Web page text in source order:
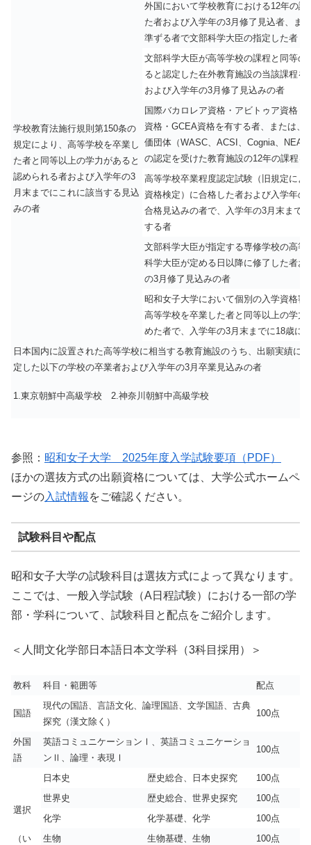
学校教育法施行規則第150条の
規定により、高等学校を卒業し
た者と同等以上の学力があると
認められる者および入学年の3
月末までにこれに該当する見込
みの者
外国において学校教育における12年の課
た者および入学年の3月修了見込者、ま
準ずる者で文部科学大臣の指定した者
文部科学大臣が高等学校の課程と同等の
ると認定した在外教育施設の当該課程を
および入学年の3月修了見込みの者
国際バカロレア資格・アビトゥア資格・
資格・GCEA資格を有する者、または、
価団体（WASC、ACSI、Cognia、
の認定を受けた教育施設の12年の課程を
高等学校卒業程度認定試験（旧規定によ
資格検定）に合格した者および入学年の
合格見込みの者で、入学年の3月末まで
する者
文部科学大臣が指定する専修学校の高等
科学大臣が定める日以降に修了した者お
の3月修了見込みの者
昭和女子大学において個別の入学資格審
高等学校を卒業した者と同等以上の学力
めた者で、入学年の3月末までに18歳に
日本国内に設置された高等学校に相当する教育施設のうち、出願実績に
定した以下の学校の卒業者および入学年の3月卒業見込みの者
1.東京朝鮮中高級学校 2.神奈川朝鮮中高級学校
参照： 昭和女子大学 2025年度入学試験要項（PDF）
ほかの選抜方式の出願資格については、大学公式ホームペ
ージの入試情報 をご確認ください。
試験科目や配点
昭和女子大学の試験科目は選抜方式によって異なります。
ここでは、一般入学試験（A日程試験）における一部の学
部・学科について、試験科目と配点をご紹介します。
＜人間文化学部日本語日本文学科（3科目採用）＞
教科 科目・範囲等 配点
国語
現代の国語、言語文化、論理国語、文学国語、古典
探究（漢文除く）
100点
外国
語
英語コミュニケーションⅠ、英語コミュニケーショ
ンⅡ、論理・表現Ⅰ
100点
選択
（い
日本史 歴史総合、日本史探究
100点
世界史
歴史総合、世界史探究
100点
化学
化学基礎、化学
100点
生物
生物基礎、生物 100点